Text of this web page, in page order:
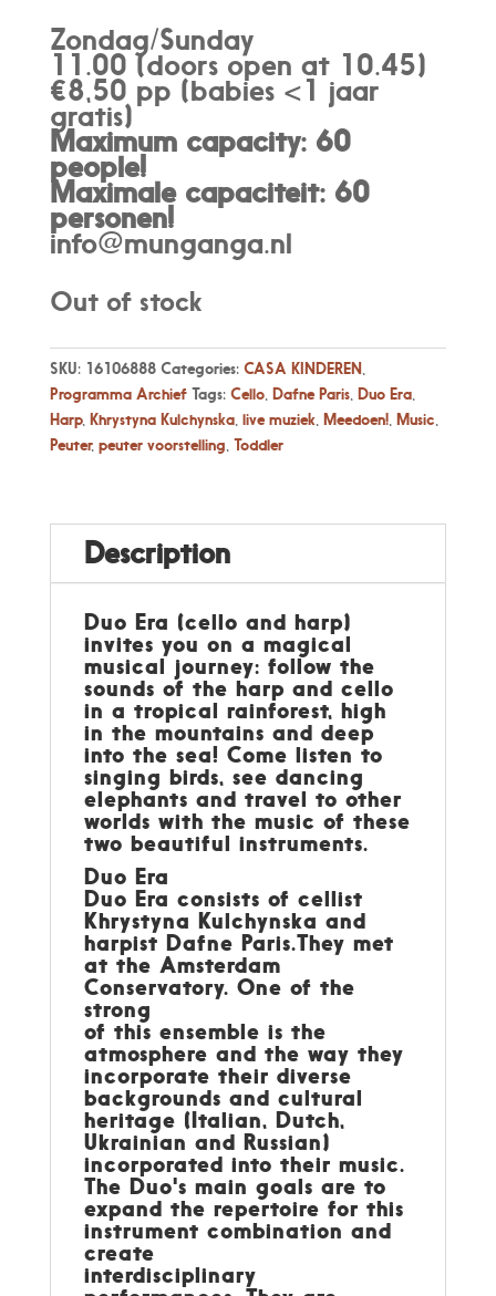
Zondag/Sunday
11.00 (doors open at 10.45)
€8,50 pp (babies <1 jaar
gratis)
Maximum capacity: 60
people!
Maximale capaciteit: 60
personen!
info@munganga.nl
Out of stock
SKU: 16106888 Categories: CASA KINDEREN,
Programma Archief Tags: Cello, Dafne Paris, Duo Era,
Harp, Khrystyna Kulchynska, live muziek, Meedoen!, Music
Peuter, peuter voorstelling Toddler
Description
Duo Era (cello and harp)
invites you on a magical
musical journey: follow the
sounds of the harp and cello
in a tropical rainforest, high
in the mountains and deep
into the sea! Come listen to
singing birds, see dancing
elephants and travel to other
worlds with the music of these
two beautiful instruments.
Duo Era
Duo Era consists of cellist
Khrystyna Kulchynska and
harpist Dafne Paris.They met
at the Amsterdam
Conservatory. One of the
strong
of this ensemble is the
atmosphere and the way they
incorporate their diverse
backgrounds and cultural
heritage (Italian, Dutch,
Ukrainian and Russian)
incorporated into their music.
The Duo's main goals are to
expand the repertoire for this
instrument combination and
create
interdisciplinary